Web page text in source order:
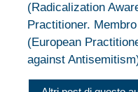
(Radicalization
Practitioner.
(European
against